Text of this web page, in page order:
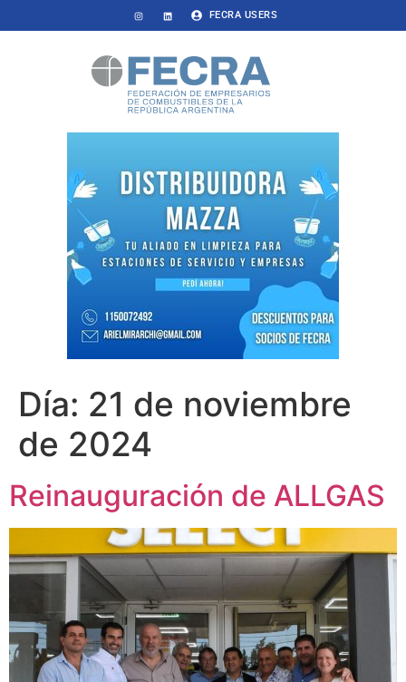
FECRA USERS
Día: 21 de noviembre
de 2024
Reinauguración de ALLGAS